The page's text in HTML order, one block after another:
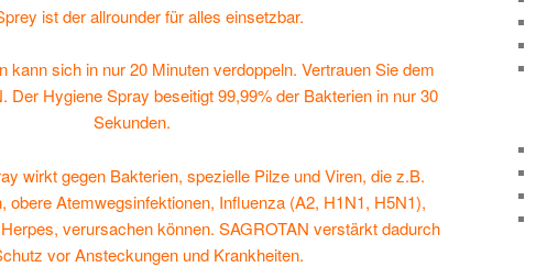
ist der allrounder für alles einsetzbar.
kann sich in nur 20 Minuten verdoppeln. Vertrauen Sie dem
Der Hygiene Spray beseitigt 99,99% der Bakterien in nur 30
Sekunden.
wirkt gegen Bakterien, spezielle Pilze und Viren, die z.B.
obere Atemwegsinfektionen, Influenza (A2, H1N1, H5N1),
verursachen können. SAGROTAN verstärkt dadurch
vor Ansteckungen und Krankheiten.